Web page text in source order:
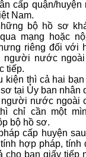
cấp quận/
Nam.
bộ hồ sơ
mạng hoặc
riêng đối với
người nước
tiếp.
kiện thì cả hai
tại Ủy ban nhân
nước ngoài
chỉ cần một
bộ hồ sơ.
cấp huyện
hợp pháp, tính
cho bạn giấy tiếp